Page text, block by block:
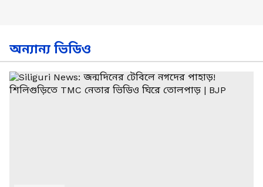
অন্যান্য ভিডিও